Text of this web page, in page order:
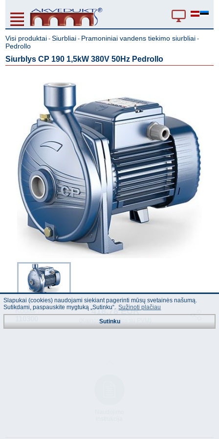
Visi produktai -Siurbliai - Pramoniniai vandens tiekimo siurbliai -
Pedrollo
Siurblys CP 190 1,5kW 380V 50Hz Pedrollo
Kodas :
418.78 EUR
(Kainos nurodytos su PVM)
Slapukai (cookies) naudojami siekiant pagerinti mūsų svetainės našumą.
Sutikdami, paspauskite mygtuką „Sutinku“. Sužinoti plačiau
Sutinku